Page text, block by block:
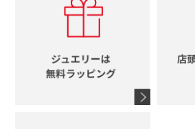
ブルガリ
グッチ
コーチ
ブランドアイテムをすべて見る
時計をすべて見る
ルイヴィトン
エルメス
シャネル
イニシャル